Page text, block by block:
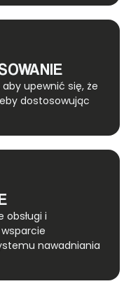
upewnić się, że
dostosowując
i
nawadniania